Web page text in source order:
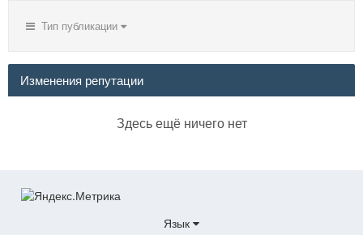
Тип публикации
Изменения репутации
Здесь ещё ничего нет
Язык